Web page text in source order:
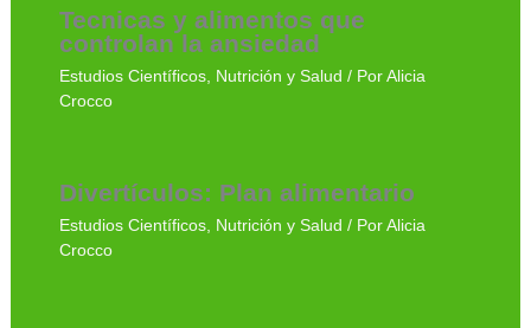
Tecnicas y alimentos que
controlan la ansiedad
Estudios Científicos, Nutrición y Salud / Por Alicia
Crocco
Divertículos: Plan alimentario
Estudios Científicos, Nutrición y Salud / Por Alicia
Crocco